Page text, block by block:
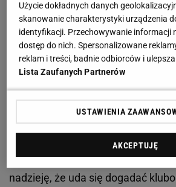
Ma to być akt sprzeciwu wobec
Saint-Germain, którzy chcą za
zatrzymać pomocnika w klubie,
samym spełnić marzenia
Blaugranie.
W międzyczasieBarcelonarobi
sprowadzić 24-letniego Włocha
ma się
Josep Maria Bartomeu.Verratti
nadzieję, że uda się dogadać
Użycie dokładnych danych
skanowanie charakterystyki urządzenia
identyfikacji. Przechowywanie informacji
dostęp do nich. Spersonalizowane
reklam i treści, badnie odbiorców i
Lista Zaufanych Partnerów
USTAWIENIA
AKCEPTUJĘ